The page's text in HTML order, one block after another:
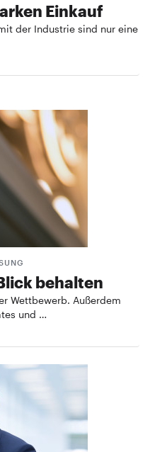
Einkauf
der Industrie sind nur eine
behalten
Wettbewerb. Außerdem
und …